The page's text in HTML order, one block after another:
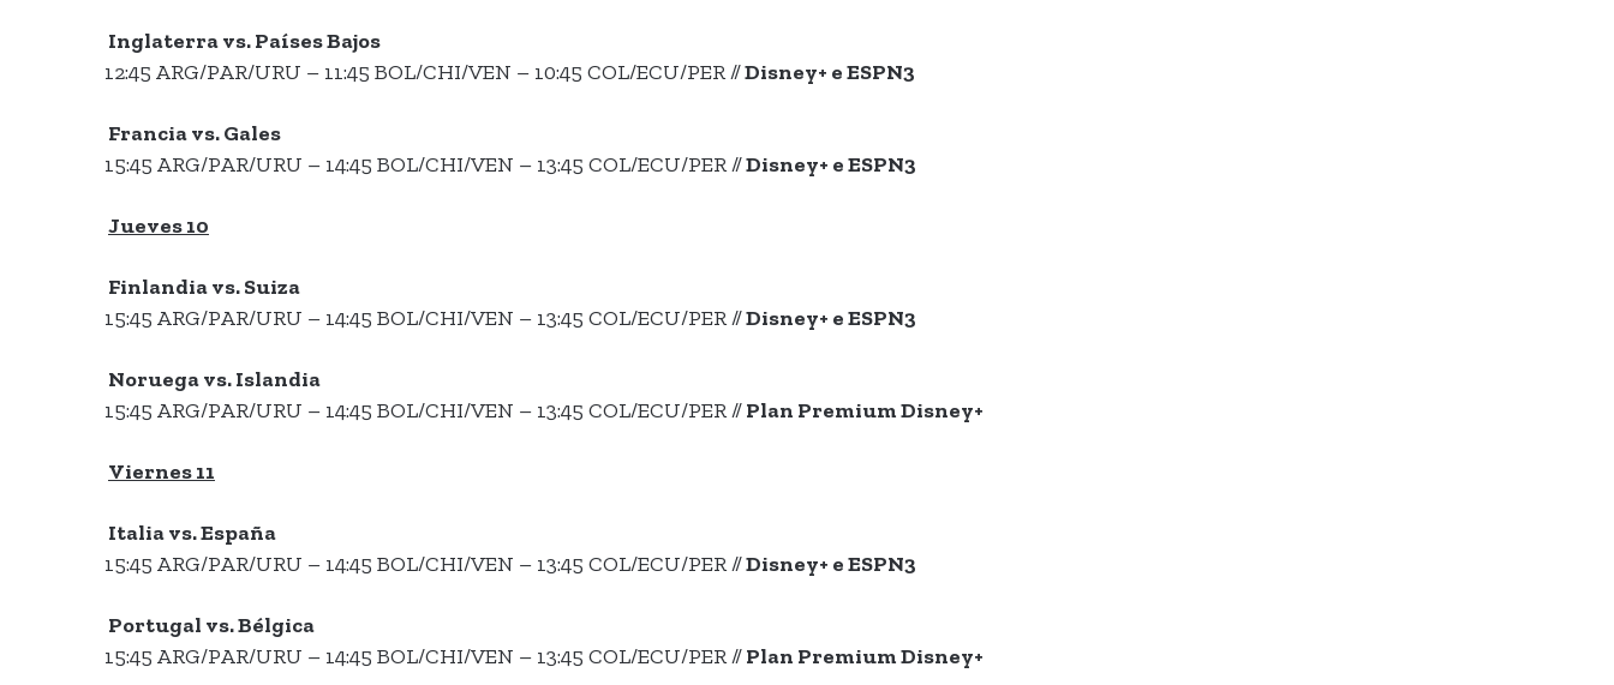
Inglaterra vs. Países Bajos
12:45 ARG/PAR/URU – 11:45 BOL/CHI/VEN – 10:45 COL/ECU/PER //Disney+ e ESPN3
Francia vs. Gales
15:45 ARG/PAR/URU – 14:45 BOL/CHI/VEN – 13:45 COL/ECU/PER //Disney+ e ESPN3
Jueves 10
Finlandia vs. Suiza
15:45 ARG/PAR/URU – 14:45 BOL/CHI/VEN – 13:45 COL/ECU/PER //Disney+ e ESPN3
Noruega vs. Islandia
15:45 ARG/PAR/URU – 14:45 BOL/CHI/VEN – 13:45 COL/ECU/PER //Plan Premium Disney+
Viernes 11
Italia vs. España
15:45 ARG/PAR/URU – 14:45 BOL/CHI/VEN – 13:45 COL/ECU/PER //Disney+ e ESPN3
Portugal vs. Bélgica
15:45 ARG/PAR/URU – 14:45 BOL/CHI/VEN – 13:45 COL/ECU/PER //Plan Premium Disney+